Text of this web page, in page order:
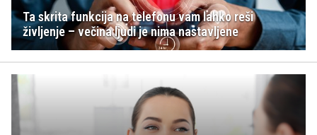
Ta skrita funkcija na telefonu vam lahko reši
življenje – večina ljudi je nima nastavljene